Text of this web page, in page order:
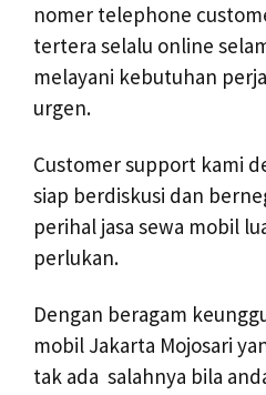
nomer telephone
tertera selalu online
melayani kebutuhan
urgen.
Customer support kami
siap berdiskusi dan
perihal jasa sewa mobil
perlukan.
Dengan beragam
mobil Jakarta Mojosari
tak ada salahnya bila